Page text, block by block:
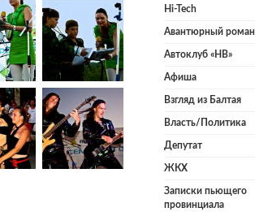
Hi-Tech
Авантюрный роман
Автоклуб «НВ»
Афиша
Взгляд из Балтая
Власть/Политика
Депутат
ЖКХ
Записки пьющего
провинциала